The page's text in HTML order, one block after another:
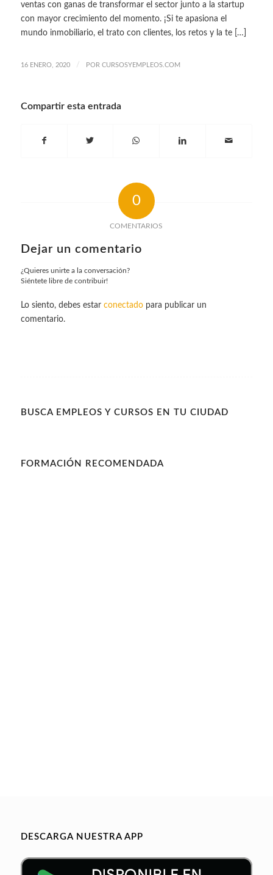
ventas con ganas de transformar el sector junto a la startup
con mayor crecimiento del momento. ¡Si te apasiona el
mundo inmobiliario, el trato con clientes, los retos y la te […]
16 ENERO, 2020 / POR CURSOSYEMPLEOS.COM
Compartir esta entrada
0
COMENTARIOS
Dejar un comentario
¿Quieres unirte a la conversación?
Siéntete libre de contribuir!
Lo siento, debes estar conectadopara publicar un
comentario.
BUSCA EMPLEOS Y CURSOS EN TU CIUDAD
FORMACIÓN RECOMENDADA
DESCARGA NUESTRA APP